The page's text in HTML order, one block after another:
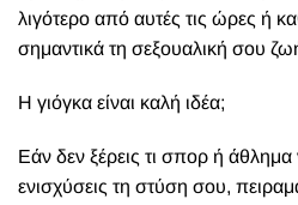
λιγότερο από αυτές τις ώρες ή
σημαντικά τη σεξουαλική σου
Η γιόγκα είναι καλή ιδέα;
Εάν δεν ξέρεις τι σπορ ή
ενισχύσεις τη στύση σου,